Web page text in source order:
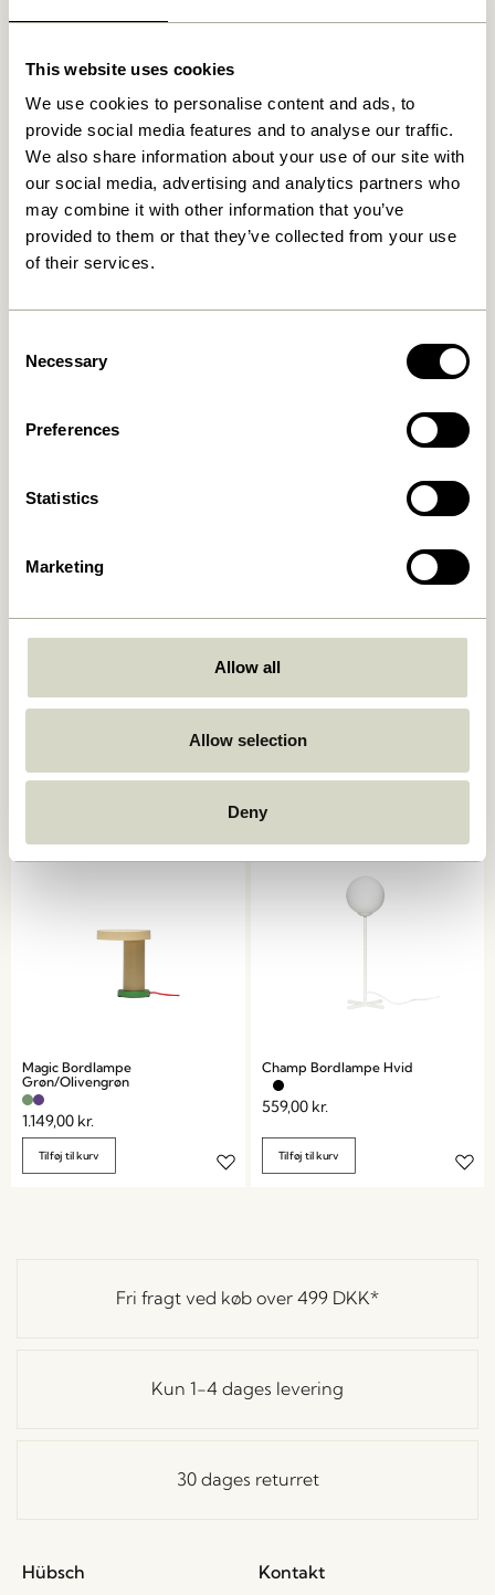
This website uses cookies
We use cookies to personalise content and ads, to
provide social media features and to analyse our traffic.
We also share information about your use of our site with
our social media, advertising and analytics partners who
may combine it with other information that you’ve
provided to them or that they’ve collected from your use
of their services.
Selection
Necessary
Preferences
Statistics
Marketing
Allow all
Allow selection
Deny
Relaterede varer
NYHED
Sand
Magic Bordlampe
Grøn/Olivengrøn
1.149,00 kr.
Tilføj til kurv
Champ Bordlampe Hvid
559,00 kr.
Tilføj til kurv
Fri fragt ved køb over 499 DKK*
Kun 1-4 dages levering
30 dages returret
Hübsch
Kontakt